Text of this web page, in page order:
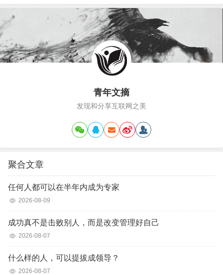
青年文摘
发现和分享互联网之美
聚合文章
任何人都可以在半年内成为专家
2026-08-09
成功真不是击败别人，而是改变管理好自己
2026-08-07
什么样的人，可以提拔成领导？
2026-08-07